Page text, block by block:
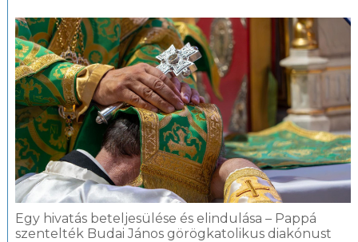
Egy hivatás beteljesülése és elindulása – Pappá
szentelték Budai János görögkatolikus diakónust